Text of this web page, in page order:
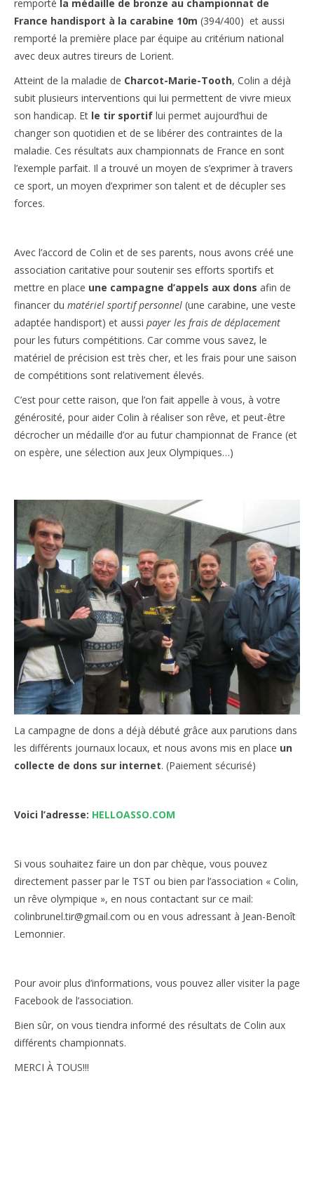
remporté la médaille de bronze au championnat de
France handisport à la carabine 10m (394/400) et aussi
remporté la première place par équipe au critérium national
avec deux autres tireurs de Lorient.
Atteint de la maladie de Charcot-Marie-Tooth, Colin a déjà
subit plusieurs interventions qui lui permettent de vivre mieux
son handicap. Et le tir sportif lui permet aujourd’hui de
changer son quotidien et de se libérer des contraintes de la
maladie. Ces résultats aux championnats de France en sont
l’exemple parfait. Il a trouvé un moyen de s’exprimer à travers
ce sport, un moyen d’exprimer son talent et de décupler ses
forces.
Avec l’accord de Colin et de ses parents, nous avons créé une
association caritative pour soutenir ses efforts sportifs et
mettre en place une campagne d’appels aux dons afin de
financer du matériel sportif personnel (une carabine, une veste
adaptée handisport) et aussi payer les frais de déplacement
pour les futurs compétitions. Car comme vous savez, le
matériel de précision est très cher, et les frais pour une saison
de compétitions sont relativement élevés.
C’est pour cette raison, que l’on fait appelle à vous, à votre
générosité, pour aider Colin à réaliser son rêve, et peut-être
décrocher un médaille d’or au futur championnat de France (et
on espère, une sélection aux Jeux Olympiques…)
La campagne de dons a déjà débuté grâce aux parutions dans
les différents journaux locaux, et nous avons mis en place un
collecte de dons sur internet. (Paiement sécurisé)
Voici l’adresse: HELLOASSO.COM
Si vous souhaitez faire un don par chèque, vous pouvez
directement passer par le TST ou bien par l’association « Colin,
un rêve olympique », en nous contactant sur ce mail:
colinbrunel.tir@gmail.com ou en vous adressant à Jean-Benoît
Lemonnier.
Pour avoir plus d’informations, vous pouvez aller visiter la page
Facebook de l’association.
Bien sûr, on vous tiendra informé des résultats de Colin aux
différents championnats.
MERCI À TOUS!!!